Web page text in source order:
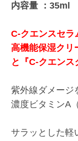
内容量 ：35ml
C-クエンスセラ
高機能保湿クリ
と『C-クエンス
紫外線ダメージ
濃度ビタミンA
サラッとした軽